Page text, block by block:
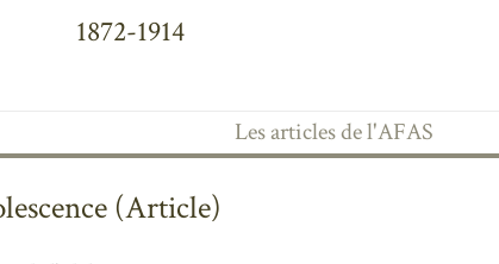
1872-1914
Les articles de l'AFAS
(Article)